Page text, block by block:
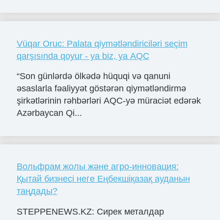
Vüqar Oruc: Palata qiymətləndiriciləri seçim
qarşısında qoyur - ya biz, ya AQC
“Son günlərdə ölkədə hüquqi və qanuni
əsaslarla fəaliyyət göstərən qiymətləndirmə
şirkətlərinin rəhbərləri AQC-yə müraciət edərək
Azərbaycan Qi...
Вольфрам жолы және агро-инновация:
Қытай бизнесі неге Еңбекшіқазақ ауданын
таңдады?
STEPPENEWS.KZ: Сирек металдар